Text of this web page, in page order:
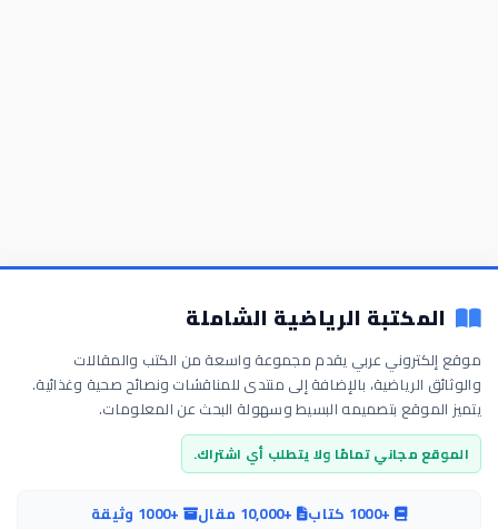
المكتبة الرياضية الشاملة
موقع إلكتروني عربي يقدم مجموعة واسعة من الكتب والمقالات
والوثائق الرياضية، بالإضافة إلى منتدى للمناقشات ونصائح صحية وغذائية.
يتميز الموقع بتصميمه البسيط وسهولة البحث عن المعلومات.
الموقع مجاني تمامًا ولا يتطلب أي اشتراك.
+1000 كتاب +10,000 مقال
+1000 وثيقة